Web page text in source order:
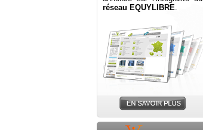
réseau EQUYLIBRE.